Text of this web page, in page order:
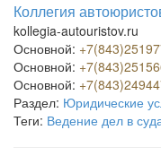
Коллегия
kollegia-autouristov.ru
Основной:
Основной:
Основной:
Раздел: Юридические
Теги: Ведение дел в